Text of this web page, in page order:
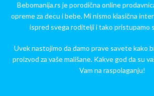
Bebomanija.rs je porodična online
opreme za decu i bebe. Mi nismo klasična
ispred svega roditelji i tako pristupamo
Uvek nastojimo da damo prave savete kako
proizvod za vaše mališane. Kakve god da su
Vam na raspolaganju!